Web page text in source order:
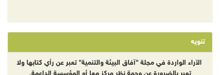
تنويه
الآراء الواردة في مجلة "آفاق البيئة والتنمية" تعبر عن رأي كتابها ولا